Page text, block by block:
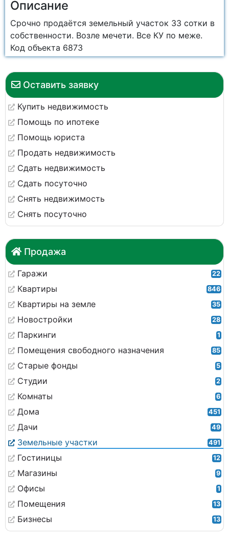
Оставить заявку
Купить недвижимость
Помощь по ипотеке
Помощь юриста
Продать недвижимость
Сдать недвижимость
Сдать посуточно
Снять недвижимость
Снять посуточно
Продажа
Гаражи 22
Квартиры 846
Квартиры на земле 35
Новостройки 28
Паркинги 1
Помещения свободного назначения 85
Старые фонды 5
Студии 2
Комнаты 6
Дома 451
Дачи 49
Земельные участки 491
Гостиницы 12
Магазины 9
Офисы 1
Помещения 13
Бизнесы 13
Описание
Срочно продаётся земельный участок 33 сотки в
собственности. Возле мечети. Все КУ по меже.
Код объекта 6873